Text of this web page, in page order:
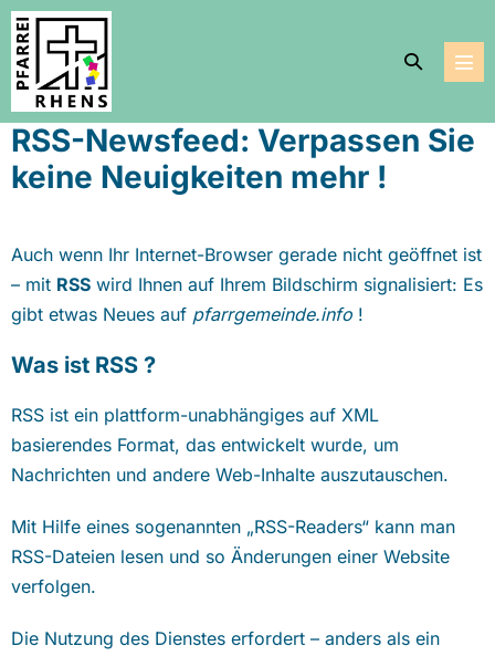
Zum
Inhalt
springen
Suche-
RSS-Newsfeed: Verpassen Sie
keine Neuigkeiten mehr !
Auch wenn Ihr Internet-Browser gerade nicht geöffnet ist
– mit RSS wird Ihnen auf Ihrem Bildschirm signalisiert: Es
gibt etwas Neues auf pfarrgemeinde.info !
Was ist RSS ?
RSS ist ein plattform-unabhängiges auf XML
basierendes Format, das entwickelt wurde, um
Nachrichten und andere Web-Inhalte auszutauschen.
Mit Hilfe eines sogenannten „RSS-Readers“ kann man
RSS-Dateien lesen und so Änderungen einer Website
verfolgen.
Die Nutzung des Dienstes erfordert – anders als ein